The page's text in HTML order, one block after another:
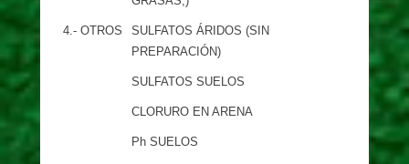
4.- OTROS
SULFATOS ÁRIDOS (SIN
PREPARACIÓN)
SULFATOS SUELOS
CLORURO EN ARENA
Ph SUELOS